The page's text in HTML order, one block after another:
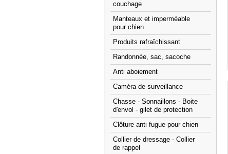
couchage
Manteaux et imperméable
pour chien
Produits rafraîchissant
Randonnée, sac, sacoche
Anti aboiement
Caméra de surveillance
Chasse - Sonnaillons - Boite
d'envol - gilet de protection
Clôture anti fugue pour chien
Collier de dressage - Collier
de rappel